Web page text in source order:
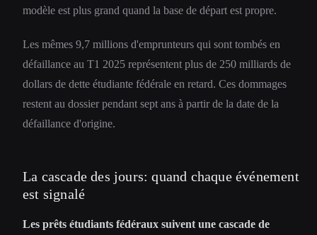
modèle est plus grand quand la base de départ est propre.
Les mêmes 9,7 millions d'emprunteurs qui sont tombés en
défaillance au T1 2025 représentent plus de 250 milliards de
dollars de dette étudiante fédérale en retard. Ces dommages
restent au dossier pendant sept ans à partir de la date de la
défaillance d'origine.
La cascade des jours: quand chaque événement
est signalé
Les prêts étudiants fédéraux suivent une cascade de